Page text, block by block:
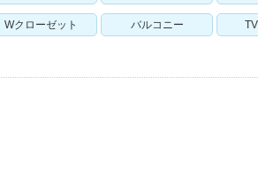
Wクローゼット バルコニー